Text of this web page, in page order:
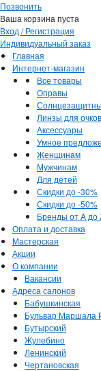
Позвонить
Ваша корзина пуста
Вход / Регистрация
Индивидуальный заказ
Главная
Интернет-магазин
Все товары
Оправы
Линзы для очков
Аксессуары
Умное
Женщинам
Мужчинам
Для детей
Скидки до -30%
Скидки до -50%
Бренды от A до
Оплата и доставка
Мастерская
Акции
О компании
Вакансии
Адреса салонов
Бабушкинская
Бульвар Маршала
Бутырский
Жулебино
Ленинский
Чертановская